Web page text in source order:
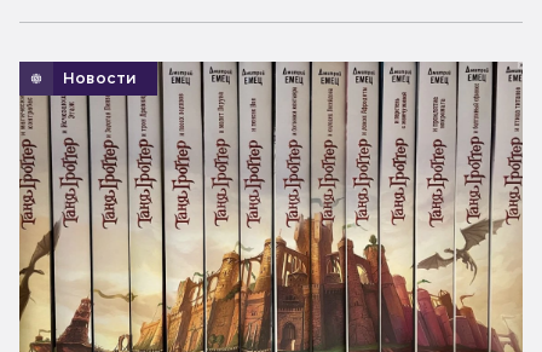
Новости